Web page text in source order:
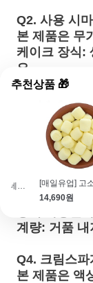
추천상품 🎁
14,690원
Q2. 사용 시
본 제품은 무
케이크 장식:
요.
필링 용도
없이 사용 가
Q3. 가나슈
가나슈 초콜
: 몰드(
으면 틀에서
활용 팁: 부드
계량: 거품 내
Q4. 크림스
본 제품은 액